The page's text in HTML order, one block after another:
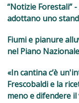
“Notizie Forestali”
adottano uno
Fiumi e pianure
nel Piano
«In cantina c’è
Frescobaldi e la
meno e difendere il